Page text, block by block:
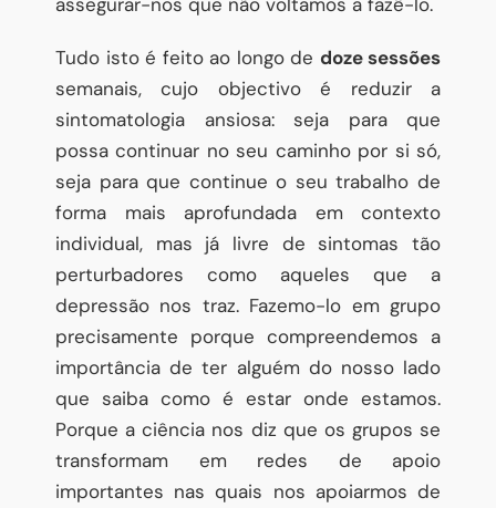
Tudo isto é feito ao longo de doze sessões
semanais, cujo objectivo é reduzir a
sintomatologia ansiosa: seja para que
possa continuar no seu caminho por si só,
seja para que continue o seu trabalho de
forma mais aprofundada em contexto
individual, mas já livre de sintomas tão
perturbadores como aqueles que a
depressão nos traz. Fazemo-lo em grupo
precisamente porque compreendemos a
importância de ter alguém do nosso lado
que saiba como é estar onde estamos.
Porque a ciência nos diz que os grupos se
transformam em redes de apoio
importantes nas quais nos apoiarmos de